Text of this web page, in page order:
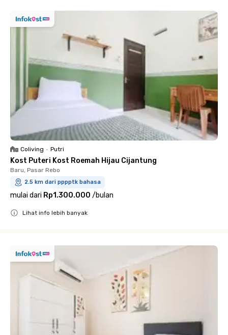
Coliving • Putri
Kost Puteri Kost Roemah Hijau Cijantung
Baru, Pasar Rebo
2.5 km dari pppptk bahasa
mulai dari Rp1.300.000 /bulan
Lihat info lebih banyak